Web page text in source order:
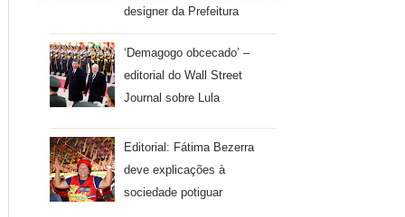
designer da Prefeitura
‘Demagogo obcecado’ –
editorial do Wall Street
Journal sobre Lula
Editorial: Fátima Bezerra
deve explicações à
sociedade potiguar